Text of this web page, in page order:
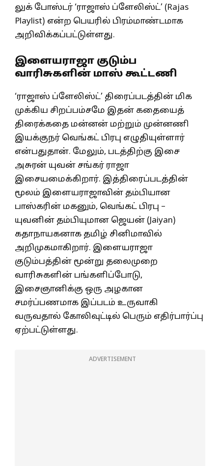
லுக் போஸ்டர் ‘ராஜாஸ் ப்ளேலிஸ்ட்’ (Rajas
Playlist) என்ற பெயரில் பிரம்மாண்டமாக
அறிவிக்கப்பட்டுள்ளது.
இளையராஜா குடும்ப
வாரிசுகளின் மாஸ் கூட்டணி
‘ராஜாஸ் ப்ளேலிஸ்ட்’ திரைப்படத்தின் மிக
முக்கிய சிறப்பம்சமே இதன் கதையைத்
திரைக்கதை மன்னன் மற்றும் முன்னணி
இயக்குநர் வெங்கட் பிரபு எழுதியுள்ளார்
என்பதுதான். மேலும், படத்திற்கு இசை
அசுரன் யுவன் சங்கர் ராஜா
இசையமைக்கிறார். இத்திரைப்படத்தின்
மூலம் இளையராஜாவின் தம்பியான
பாஸ்கரின் மகனும், வெங்கட் பிரபு –
யுவனின் தம்பியுமான ஜெயன் (Jaiyan)
கதாநாயகனாக தமிழ் சினிமாவில்
அறிமுகமாகிறார். இளையராஜா
குடும்பத்தின் மூன்று தலைமுறை
வாரிசுகளின் பங்களிப்போடு,
இசைஞானிக்கு ஒரு அழகான
சமர்ப்பணமாக இப்படம் உருவாகி
வருவதால் கோலிவுட்டில் பெரும் எதிர்பார்ப்பு
ஏற்பட்டுள்ளது.
ADVERTISEMENT